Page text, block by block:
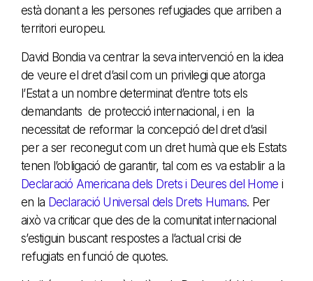
està donant a les persones refugiades que arriben a
territori europeu.
David Bondia va centrar la seva intervenció en la idea
de veure el dret d’asil com un privilegi que atorga
l’Estat a un nombre determinat d’entre tots els
demandants de protecció internacional, i en la
necessitat de reformar la concepció del dret d’asil
per a ser reconegut com un dret humà que els Estats
tenen l’obligació de garantir, tal com es va establir a la
Declaració Americana dels Drets i Deures del Home i
en la Declaració Universal dels Drets Humans. Per
això va criticar que des de la comunitat internacional
s’estiguin buscant respostes a l’actual crisi de
refugiats en funció de quotes.